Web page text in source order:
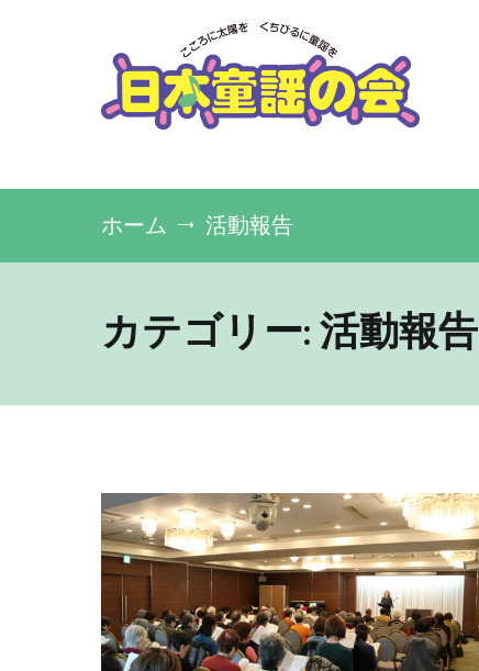
ッ
NPO法人 日本童謡の会
ホーム 活動報告
カテゴリー:活動報告